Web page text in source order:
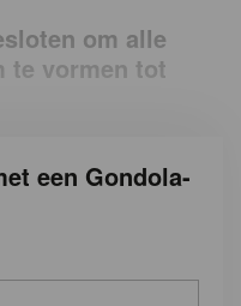
om alle
te vormen tot
een Gondola-